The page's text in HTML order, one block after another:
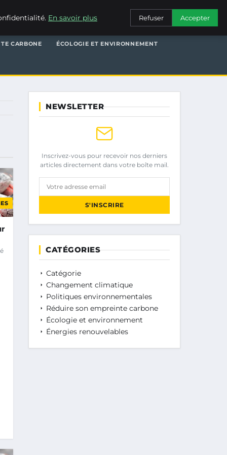
CARBONE ÉCOLOGIE ET ENVIRONNEMENT
NEWSLETTER
Inscrivez-vous pour recevoir nos derniers
articles directement dans votre boîte mail.
Votre adresse email
S'INSCRIRE
CATÉGORIES
Catégorie
Changement climatique
Politiques environnementales
Réduire son empreinte carbone
Écologie et environnement
Énergies renouvelables
En savoir plus Refuser Accepter